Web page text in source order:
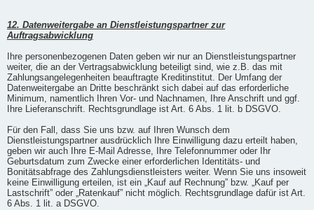
12. Datenweitergabe an Dienstleistungspartner zur
Auftragsabwicklung
Ihre personenbezogenen Daten geben wir nur an Dienstleistungspartner
weiter, die an der Vertragsabwicklung beteiligt sind, wie z.B. das mit
Zahlungsangelegenheiten beauftragte Kreditinstitut. Der Umfang der
Datenweitergabe an Dritte beschränkt sich dabei auf das erforderliche
Minimum, namentlich Ihren Vor- und Nachnamen, Ihre Anschrift und ggf.
Ihre Lieferanschrift. Rechtsgrundlage ist Art. 6 Abs. 1 lit. b DSGVO.
Für den Fall, dass Sie uns bzw. auf Ihren Wunsch dem
Dienstleistungspartner ausdrücklich Ihre Einwilligung dazu erteilt haben,
geben wir auch Ihre E-Mail Adresse, Ihre Telefonnummer oder Ihr
Geburtsdatum zum Zwecke einer erforderlichen Identitäts- und
Bonitätsabfrage des Zahlungsdienstleisters weiter. Wenn Sie uns insoweit
keine Einwilligung erteilen, ist ein „Kauf auf Rechnung” bzw. „Kauf per
Lastschrift” oder „Ratenkauf” nicht möglich. Rechtsgrundlage dafür ist Art.
6 Abs. 1 lit. a DSGVO.